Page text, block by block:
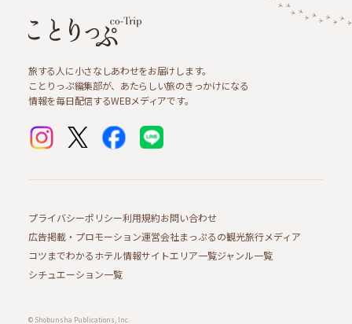
旅する人に小さなしあわせをお届けします。
ことりっぷ編集部が、あたらしい旅のきっかけになる
情報を毎日配信するWEBメディアです。
プライバシーポリシー利用規約お問い合わせ
広告掲載・プロモーション運営会社まっぷるの観光旅行メディア
コツまでわかるホテル情報サイトエリア一覧ジャンル一覧
シチュエーション一覧
© Shobunsha Publications, Inc.